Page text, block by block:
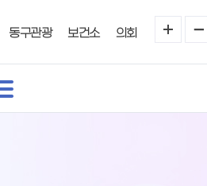
동구관광 보건소 의회